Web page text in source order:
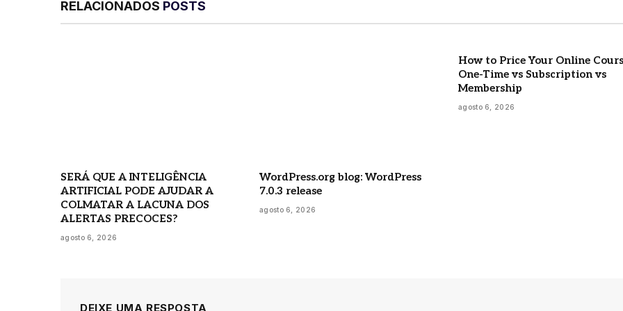
RELACIONADOS POSTS
SERÁ QUE A INTELIGÊNCIA
ARTIFICIAL PODE AJUDAR A
COLMATAR A LACUNA DOS
ALERTAS PRECOCES?
agosto 6, 2026
WordPress.org blog: WordPress
7.0.3 release
agosto 6, 2026
How to Price Your Online
One-Time vs Subscription vs
Membership
agosto 6, 2026
DEIXE UMA RESPOSTA